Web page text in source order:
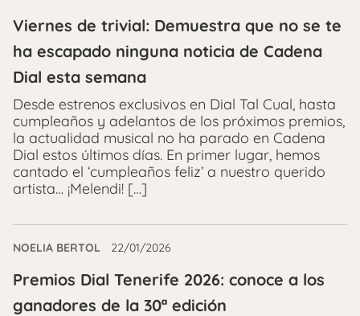
Viernes de trivial: Demuestra que no se te
ha escapado ninguna noticia de Cadena
Dial esta semana
Desde estrenos exclusivos en Dial Tal Cual, hasta
cumpleaños y adelantos de los próximos premios,
la actualidad musical no ha parado en Cadena
Dial estos últimos días. En primer lugar, hemos
cantado el ‘cumpleaños feliz’ a nuestro querido
artista… ¡Melendi! […]
NOELIA BERTOL 22/01/2026
Premios Dial Tenerife 2026: conoce a los
ganadores de la 30ª edición